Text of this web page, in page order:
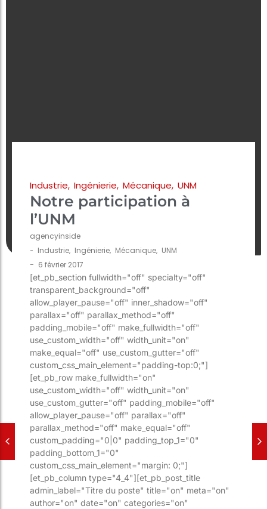
Industrie, Ingénierie, Mécanique, UNM
Notre participation à
l’UNM
agencyinside
- Industrie, Ingénierie, Mécanique, UNM
- 6 février 2017
[et_pb_section fullwidth="off" specialty="off"
transparent_background="off"
allow_player_pause="off" inner_shadow="off"
parallax="off" parallax_method="off"
padding_mobile="off" make_fullwidth="off"
use_custom_width="off" width_unit="on"
make_equal="off" use_custom_gutter="off"
custom_css_main_element="padding-top:0;"]
[et_pb_row make_fullwidth="on"
use_custom_width="off" width_unit="on"
use_custom_gutter="off" padding_mobile="off"
allow_player_pause="off" parallax="off"
parallax_method="off" make_equal="off"
custom_padding="0|0" padding_top_1="0"
padding_bottom_1="0"
custom_css_main_element="margin: 0;"]
[et_pb_column type="4_4"][et_pb_post_title
admin_label="Titre du poste" title="on" meta="on"
author="on" date="on" categories="on"